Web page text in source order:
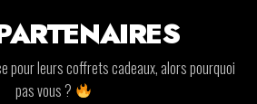
pour leurs coffrets cadeaux, alors pourquoi
pas vous ?